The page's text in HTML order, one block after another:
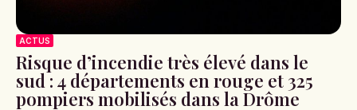
ACTUS
Risque d’incendie très élevé dans le
sud : 4 départements en rouge et 325
pompiers mobilisés dans la Drôme